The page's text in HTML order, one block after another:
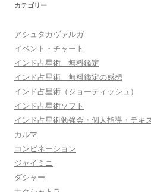
カテゴリー
アシュタカヴァルガ
イベント・チャート
インド占星術 無料鑑定
インド占星術 無料鑑定の感想
インド占星術（ジョーティッシュ）
インド占星術ソフト
インド占星術勉強会・個人指導・テキ
カルマ
コンビネーション
ジャイミニ
ダシャー